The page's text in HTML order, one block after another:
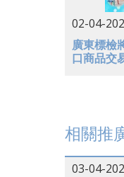
02-04-
廣東標檢
口商品交
相關推
03-04-